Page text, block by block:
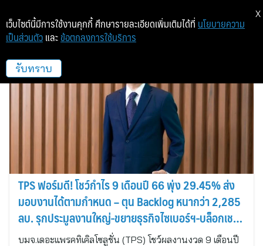
เดอะแพรคทิเคิลโซลูชั่น
TPS ฟอร์มดี! โชว์กำไร 9 เดือนปี 66 พุ่ง 29.45% ส่ง
มอบงานได้ตามกำหนด – ตุน Backlog หนากว่า 2,285
ลบ. รุกประมูลงานใหญ่-ขยายธุรกิจไซเบอร์ฯ-บล็อกเชน
ดันผลงานปีนี้ออลไทม์ไฮ
บมจ.เดอะแพรคทิเคิลโซลูชั่น (TPS) โชว์ผลงานงวด 9 เดือนปี
เว็บไซต์นี้มีการใช้งานคุกกี้ ศึกษารายละเอียดเพิ่มเติมได้ที่ นโยบายความ
เป็นส่วนตัว และ ข้อตกลงการใช้บริการ
รับทราบ
X